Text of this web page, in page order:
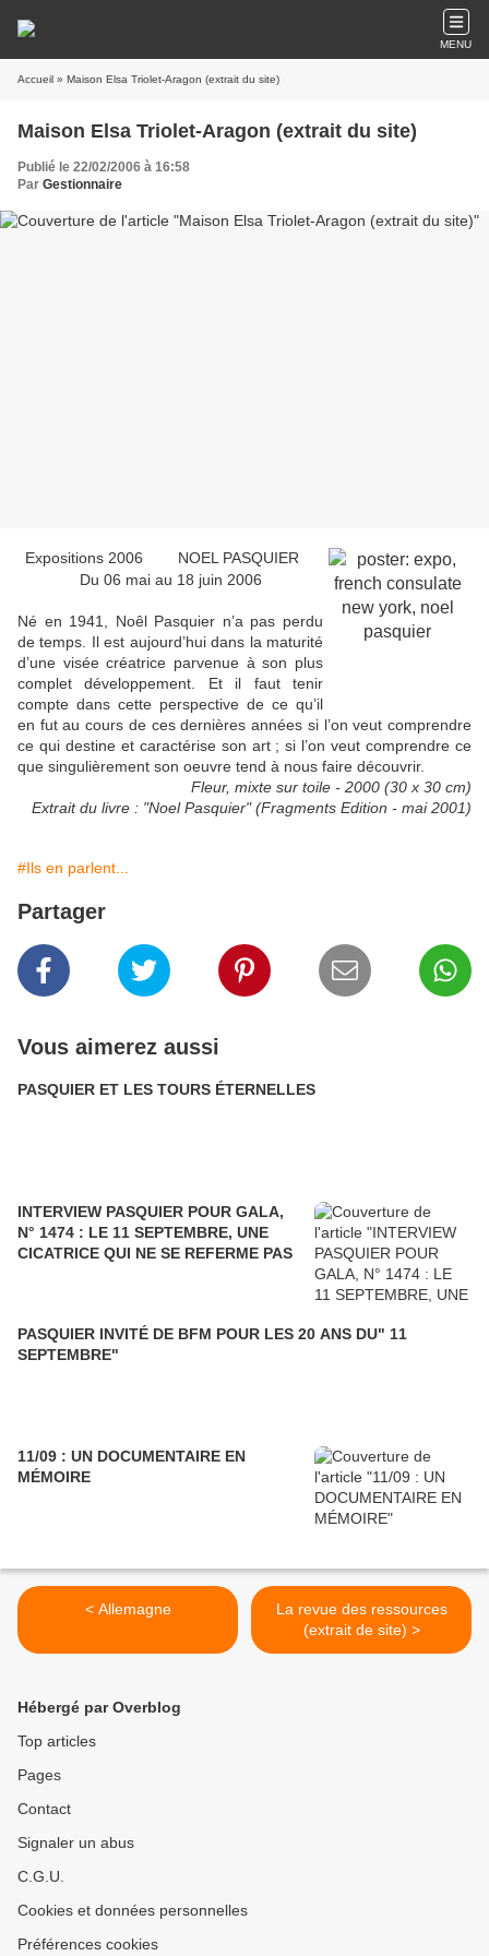
MENU
Accueil » Maison Elsa Triolet-Aragon (extrait du site)
Maison Elsa Triolet-Aragon (extrait du site)
Publié le 22/02/2006 à 16:58
Par Gestionnaire
Expositions 2006 NOEL PASQUIER
Du 06 mai au 18 juin 2006
Né en 1941, Noêl Pasquier n’a pas perdu
de temps. Il est aujourd’hui dans la maturité
d’une visée créatrice parvenue à son plus
complet développement. Et il faut tenir
compte dans cette perspective de ce qu’il
en fut au cours de ces dernières années si l’on veut comprendre
ce qui destine et caractérise son art ; si l’on veut comprendre ce
que singulièrement son oeuvre tend à nous faire découvrir.
Fleur, mixte sur toile - 2000 (30 x 30 cm)
Extrait du livre : "Noel Pasquier" (Fragments Edition - mai 2001)
#Ils en parlent...
Partager
Vous aimerez aussi
PASQUIER ET LES TOURS ÉTERNELLES
INTERVIEW PASQUIER POUR GALA,
N° 1474 : LE 11 SEPTEMBRE, UNE
CICATRICE QUI NE SE REFERME PAS
PASQUIER INVITÉ DE BFM POUR LES 20 ANS DU" 11
SEPTEMBRE"
11/09 : UN DOCUMENTAIRE EN
MÉMOIRE
< Allemagne
La revue des ressources
(extrait de site) >
Hébergé par Overblog
Top articles
Pages
Contact
Signaler un abus
C.G.U.
Cookies et données personnelles
Préférences cookies